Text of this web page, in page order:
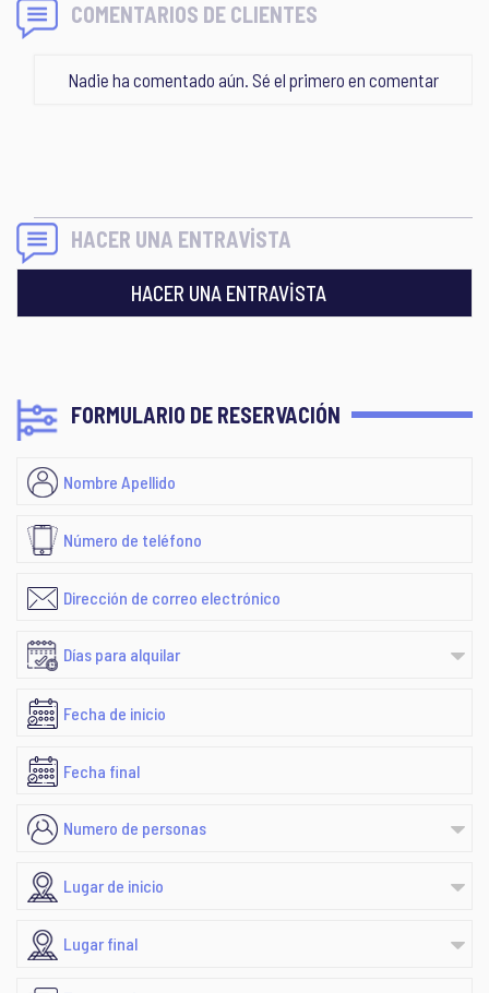
COMENTARIOS DE CLIENTES
Nadie ha comentado aún. Sé el primero en comentar
HACER UNA ENTRAVİSTA
HACER UNA ENTRAVİSTA
FORMULARIO DE RESERVACIÓN